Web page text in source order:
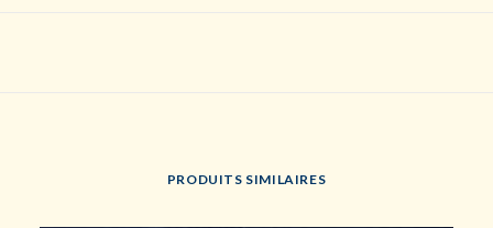
PRODUITS SIMILAIRES